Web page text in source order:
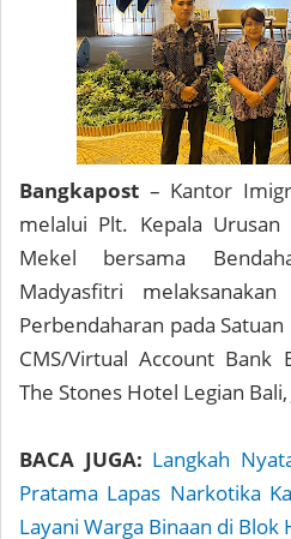
Bangkapost – Kantor
melalui Plt. Kepala Urusan
Mekel bersama
Madyasfitri
Perbendaharan pada
CMS/Virtual Account
The Stones Hotel Legian
BACA JUGA: Langkah
Pratama Lapas Narkotika
Layani Warga Binaan di Blok